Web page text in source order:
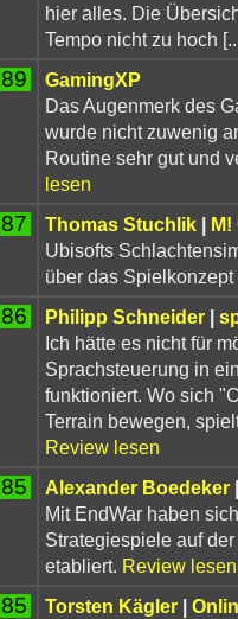
hier alles. Die
Tempo nicht zu hoch
89
GamingXP
Das Augenmerk des
wurde nicht zuwenig
Routine sehr gut und
lesen
87 Thomas Stuchlik| M!
Ubisofts
über das
86 Philipp Schneider|
Ich hätte es nicht für
Sprachsteuerung in
funktioniert. Wo sich
Terrain bewegen,
Review lesen
85 Alexander Boedeker
Mit EndWar haben
Strategiespiele auf
etabliert. Review lesen
85 Torsten Kägler|